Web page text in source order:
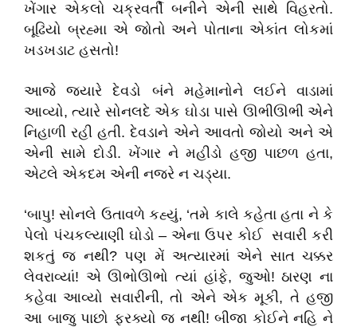
ખેંગાર એકલો ચક્રવર્તી બનીને એની સાથે વિહરતો.
બૂઢિયો બ્રહ્મા એ જોતો અને પોતાના એકાંત લોકમાં
ખડખડાટ હસતો!
આજે જ્યારે દેવડો બંને મહેમાનોને લઈને વાડામાં
આવ્યો, ત્યારે સોનલદે એક ઘોડા પાસે ઊભીઊભી એને
નિહાળી રહી હતી. દેવડાને એને આવતો જોયો અને એ
એની સામે દોડી. ખેંગાર ને મહીડો હજી પાછળ હતા,
એટલે એકદમ એની નજરે ન ચડ્યા.
‘બાપુ! સોનલે ઉતાવળે કહ્યું, ‘તમે કાલે કહેતા હતા ને કે
પેલો પંચકલ્યાણી ઘોડો – એના ઉપર કોઈ સવારી કરી
શકતું જ નથી? પણ મેં અત્યારમાં એને સાત ચક્કર
લેવરાવ્યાં! એ ઊભોઊભો ત્યાં હાંફે, જુઓ! ઠારણ ના
કહેવા આવ્યો સવારીની, તો એને એક મૂકી, તે હજી
આ બાજુ પાછો ફરક્યો જ નથી! બીજા કોઈને નહિ ને